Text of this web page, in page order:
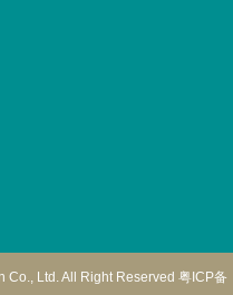
Ltd. All Right Reserved 粤ICP备